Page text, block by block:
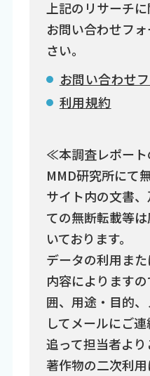
上記のリサーチ
お問い合わせフ
さい。
お問い合わせ
利用規約
≪本調査レポー
MMD研究所にて
サイト内の文書
ての無断転載等
いております。
データの利用ま
内容によります
囲、用途・目的
してメールにご連
追って担当者より
著作物の二次利